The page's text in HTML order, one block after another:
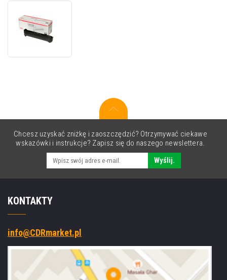
oryginalny
Chcesz uzyskać zniżkę i zaoszczędzić? Otrzymywać ciekawe
wskazówki i instrukcje? Zapisz się do naszego newslettera.
Wyślij.
KONTAKTY
info@CDRmarket.pl